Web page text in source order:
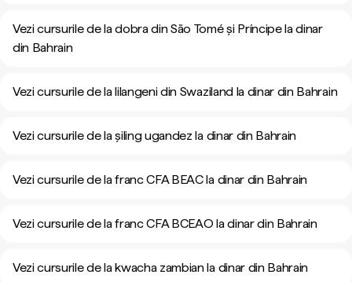
Vezi cursurile de la dobra din São Tomé și Príncipe la dinar
din Bahrain
Vezi cursurile de la lilangeni din Swaziland la dinar din Bahrain
Vezi cursurile de la șiling ugandez la dinar din Bahrain
Vezi cursurile de la franc CFA BEAC la dinar din Bahrain
Vezi cursurile de la franc CFA BCEAO la dinar din Bahrain
Vezi cursurile de la kwacha zambian la dinar din Bahrain